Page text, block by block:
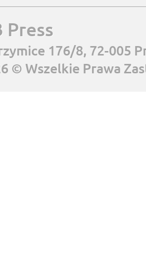
Press
176/8, 72-005
© Wszelkie Prawa